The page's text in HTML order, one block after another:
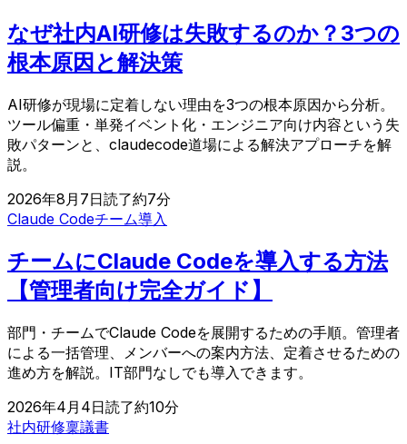
なぜ社内AI研修は失敗するのか？3つの
根本原因と解決策
AI研修が現場に定着しない理由を3つの根本原因から分析。
ツール偏重・単発イベント化・エンジニア向け内容という失
敗パターンと、claudecode道場による解決アプローチを解
説。
2026年8月7日読了約7分
Claude Codeチーム導入
チームにClaude Codeを導入する方法
【管理者向け完全ガイド】
部門・チームでClaude Codeを展開するための手順。管理者
による一括管理、メンバーへの案内方法、定着させるための
進め方を解説。IT部門なしでも導入できます。
2026年4月4日読了約10分
社内研修稟議書